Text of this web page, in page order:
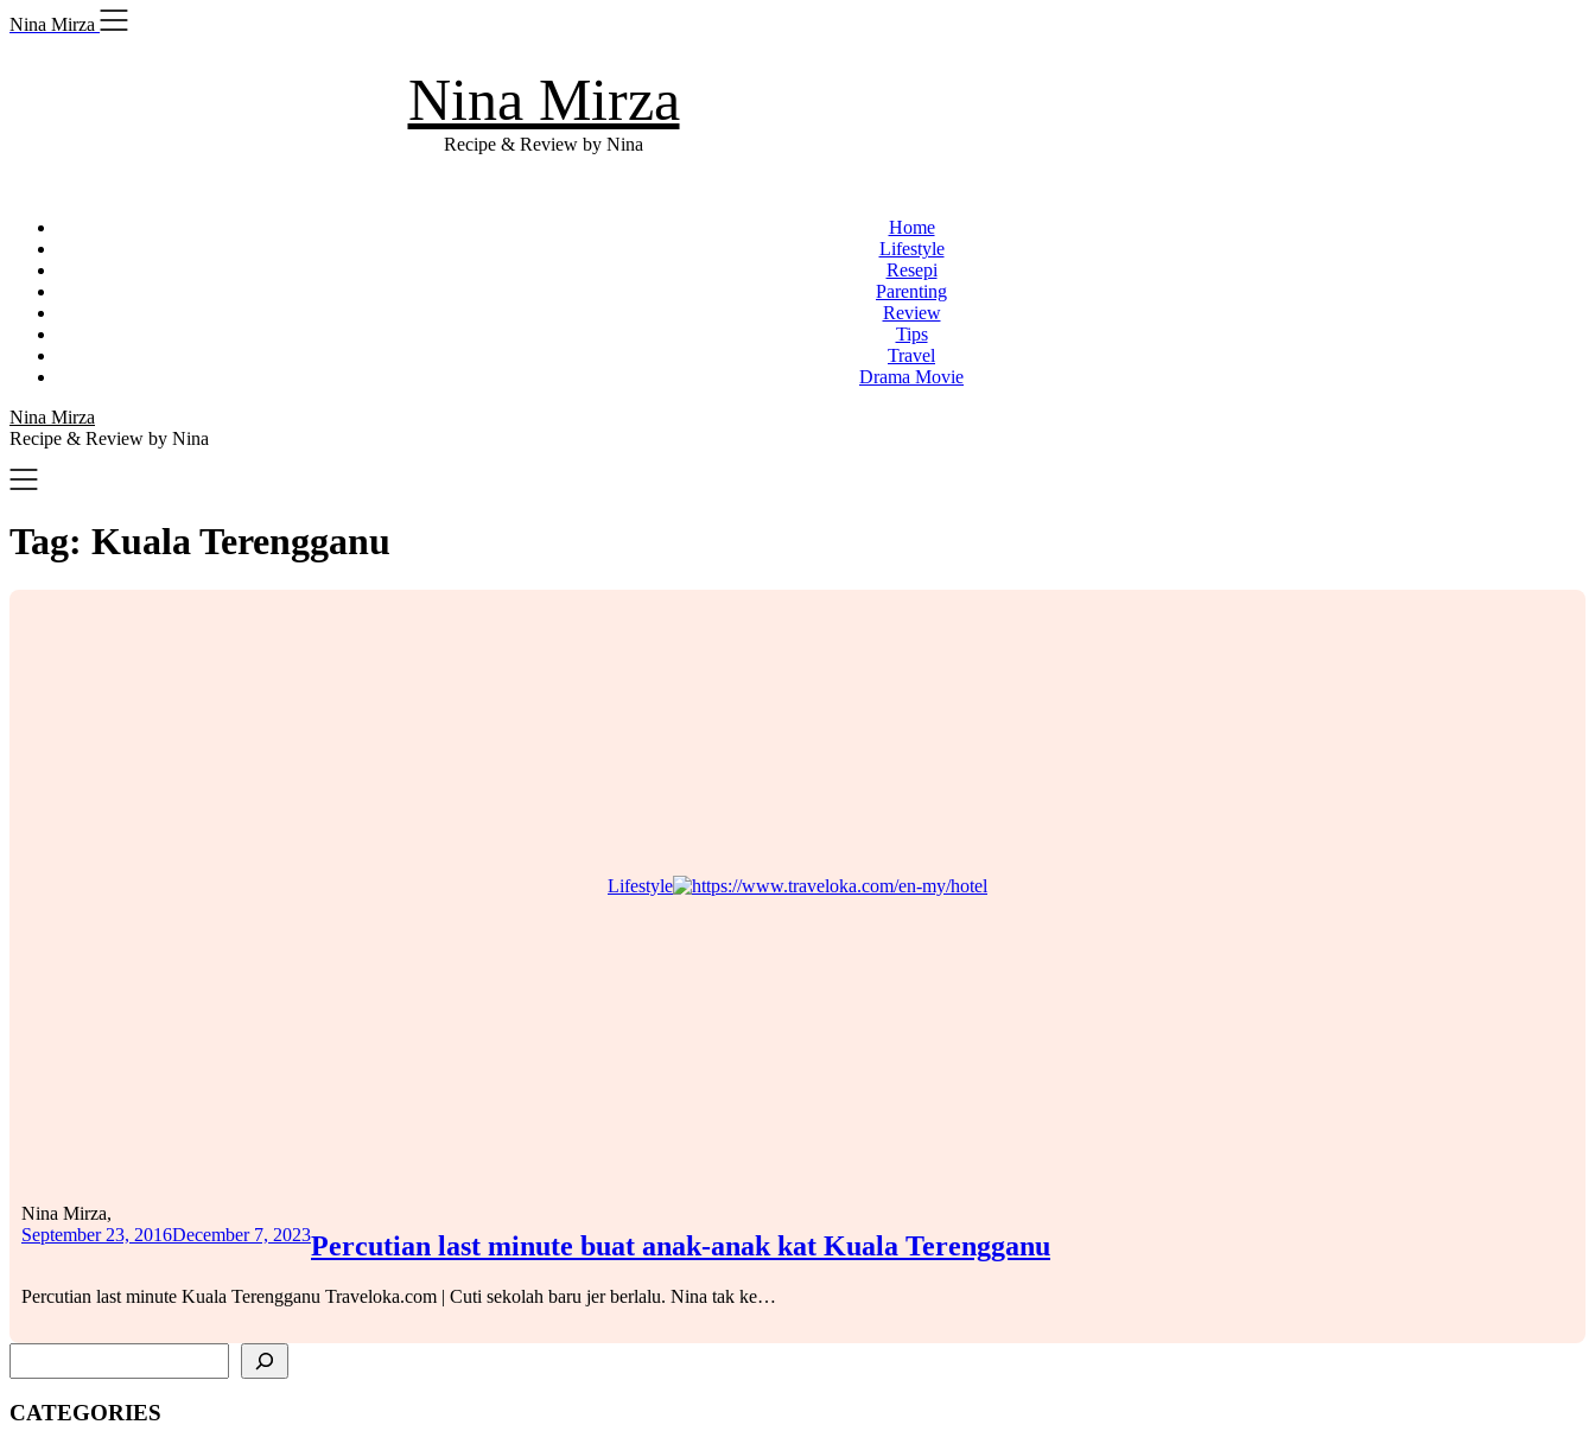
Skip
to
Nina Mirza
Nina Mirza
Recipe & Review by Nina
Home
Lifestyle
Resepi
Parenting
Review
Tips
Travel
Drama Movie
Nina Mirza
Recipe & Review by Nina
Tag: Kuala Terengganu
Lifestyle
Percutian last minute buat anak-anak kat Kuala Terengganu
Nina Mirza,
September 23, 2016December 7, 2023
Percutian last minute Kuala Terengganu Traveloka.com | Cuti sekolah baru jer berlalu. Nina tak ke…
CATEGORIES